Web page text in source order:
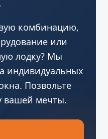
комбинацию,
или
лодку? Мы
индивидуальных
Позвольте
вашей мечты.